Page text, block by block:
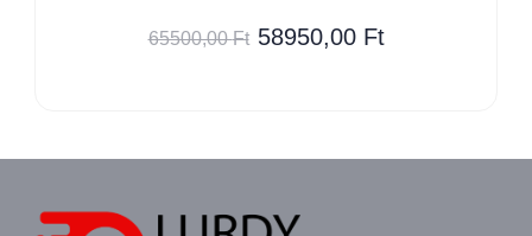
65500,00Ft 58950,00 Ft